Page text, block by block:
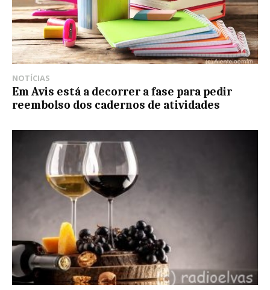
NOTÍCIAS
Em Avis está a decorrer a fase para pedir
reembolso dos cadernos de atividades